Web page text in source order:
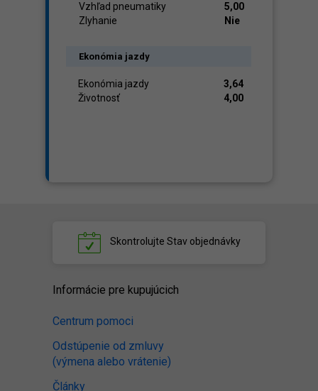
Vzhľad pneumatiky
5,00
Zlyhanie
Nie
Ekonómia jazdy
Ekonómia jazdy
3,64
Životnosť
4,00
Skontrolujte Stav objednávky
Informácie pre kupujúcich
Centrum pomoci
Odstúpenie od zmluvy
(výmena alebo vrátenie)
Články